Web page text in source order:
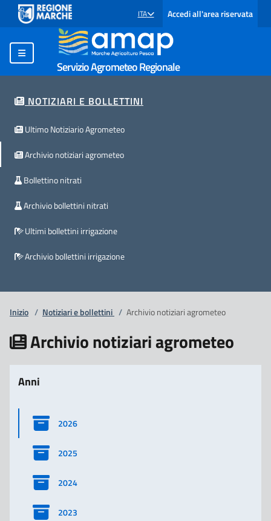
SELEZIONE LINGUA: LINGUA SELEZIONATA
ITA Accedi all'area riservata
Servizio Agrometeo Regionale
NOTIZIARI E BOLLETTINI
Ultimo Notiziario Agrometeo
Archivio notiziari agrometeo
Bollettino nitrati
Archivio bollettini nitrati
Ultimi bollettini irrigazione
Archivio bollettini irrigazione
Inizio / Notiziari e bollettini / Archivio notiziari agrometeo
Archivio notiziari agrometeo
Anni
2026
2025
2024
2023